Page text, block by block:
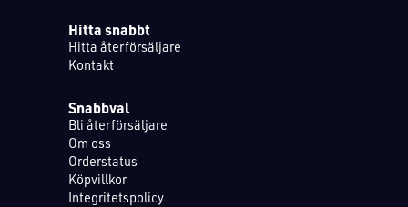
Hitta snabbt
Hitta återförsäljare
Kontakt
Snabbval
Bli återförsäljare
Om oss
Orderstatus
Köpvillkor
Integritetspolicy